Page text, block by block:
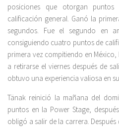
posiciones que otorgan
calificación general. Ganó la
segundos. Fue el segundo en
consiguiendo cuatro puntos de
primera vez compitiendo en
a retirarse el viernes después de
obtuvo una experiencia valiosa en
Tänak reinició la mañana del
puntos en la Power Stage,
obligó a salir de la carrera.